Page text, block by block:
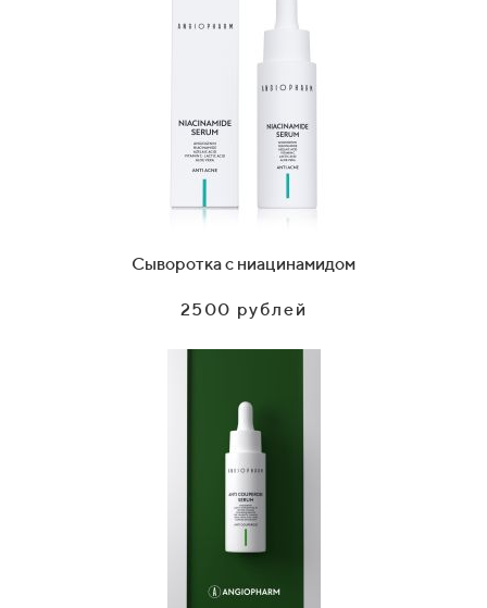
Сыворотка с ниацинамидом
2500 рублей